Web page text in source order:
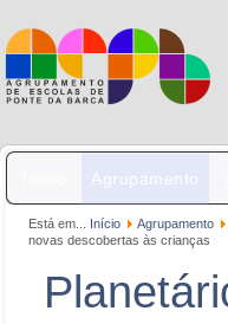
Agrupamento
Está em... Início Agrupamento
novas descobertas às crianças